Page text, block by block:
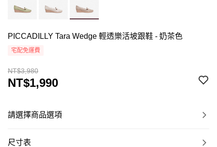
PICCADILLY Tara Wedge 輕透樂活坡跟鞋 - 奶茶色
宅配免運費
NT$3,980
NT$1,990
請選擇商品選項
尺寸表